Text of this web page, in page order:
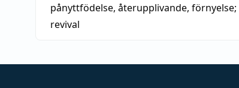
pånyttfödelse, återupplivande, förnyelse;
revival